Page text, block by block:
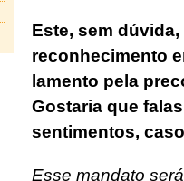
Este, sem
reconhecimento
lamento pela
Gostaria que
sentimentos,
Esse mandato